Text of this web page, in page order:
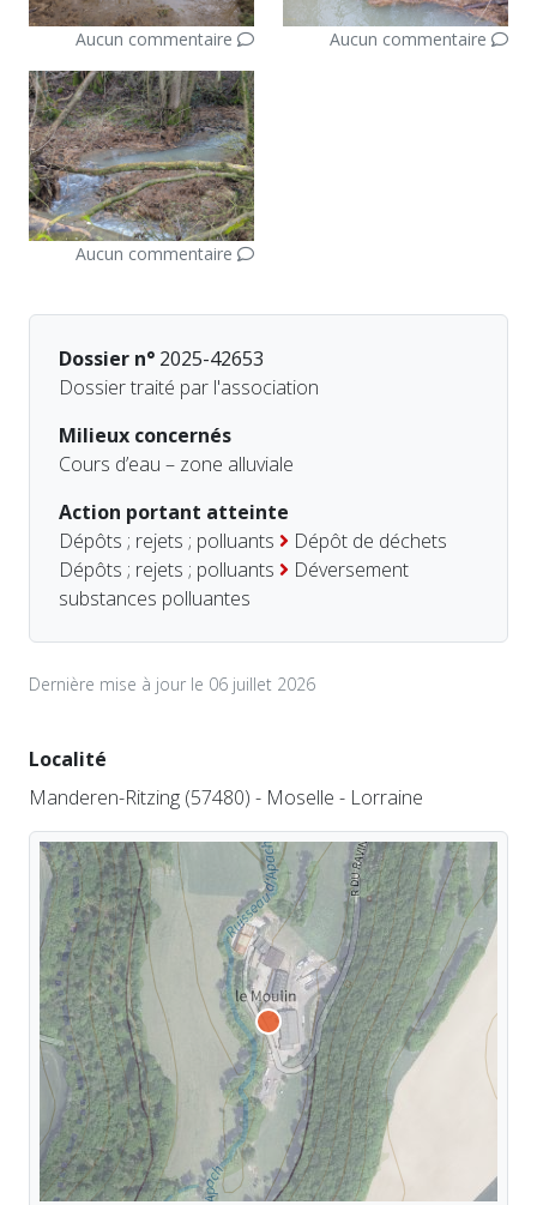
Aucun commentaire Aucun commentaire
Aucun commentaire
Dossier n° 2025-42653
Dossier traité par l'association
Milieux concernés
Cours d’eau – zone alluviale
Action portant atteinte
Dépôts ; rejets ; polluants
Dépôt de déchets
Dépôts ; rejets ; polluants
Déversement
substances polluantes
Dernière mise à jour le 06 juillet 2026
Localité
Manderen-Ritzing (57480) - Moselle - Lorraine